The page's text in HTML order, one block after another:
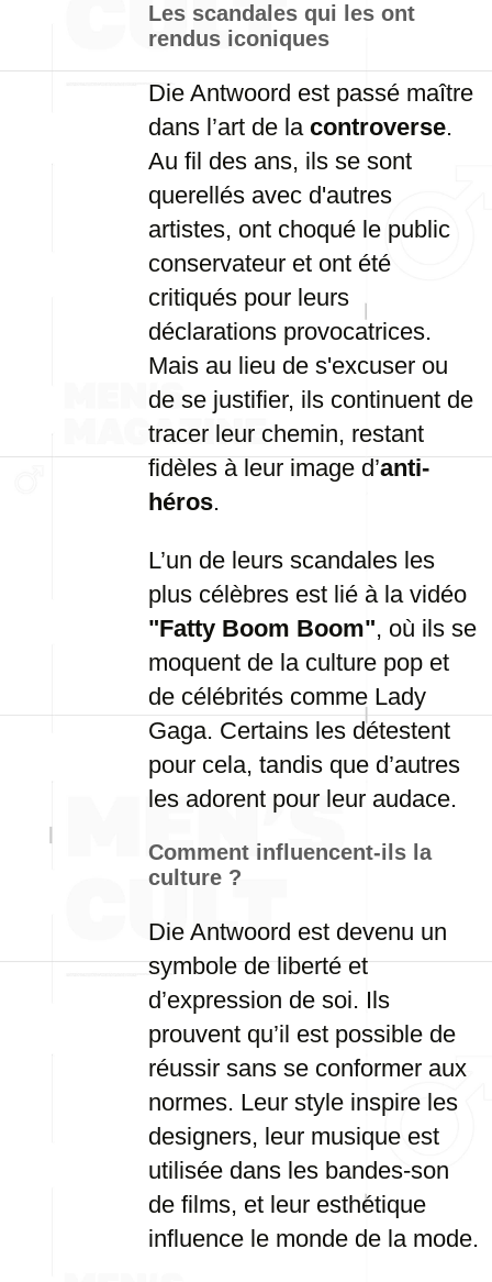
Les scandales qui les ont
rendus iconiques
Die Antwoord est passé maître
dans l’art de la controverse.
Au fil des ans, ils se sont
querellés avec d'autres
artistes, ont choqué le public
conservateur et ont été
critiqués pour leurs
déclarations provocatrices.
Mais au lieu de s'excuser ou
de se justifier, ils continuent de
tracer leur chemin, restant
fidèles à leur image d’anti-
héros.
L’un de leurs scandales les
plus célèbres est lié à la vidéo
"Fatty Boom Boom", où ils se
moquent de la culture pop et
de célébrités comme Lady
Gaga. Certains les détestent
pour cela, tandis que d’autres
les adorent pour leur audace.
Comment influencent-ils la
culture ?
Die Antwoord est devenu un
symbole de liberté et
d’expression de soi. Ils
prouvent qu’il est possible de
réussir sans se conformer aux
normes. Leur style inspire les
designers, leur musique est
utilisée dans les bandes-son
de films, et leur esthétique
influence le monde de la mode.